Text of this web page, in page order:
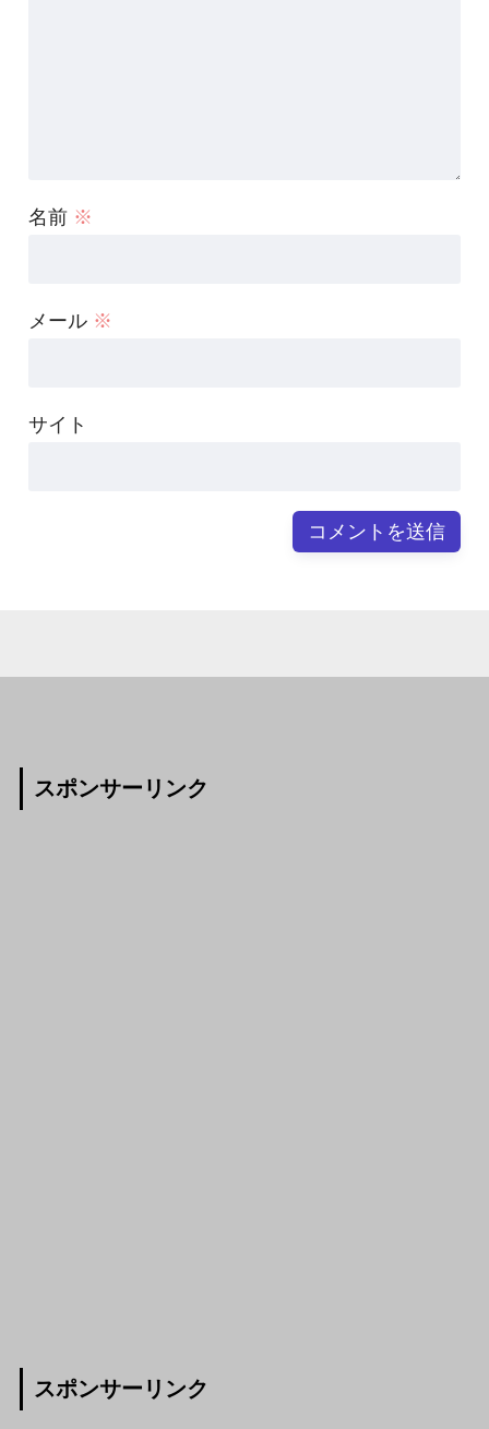
名前 ※
メール ※
サイト
スポンサーリンク
スポンサーリンク